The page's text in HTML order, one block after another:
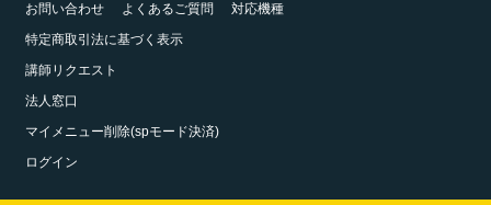
お問い合わせ
よくあるご質問
対応機種
特定商取引法に基づく表示
講師リクエスト
法人窓口
マイメニュー削除(spモード決済)
ログイン